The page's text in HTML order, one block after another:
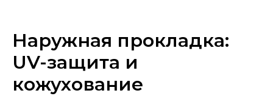
Наружная прокладка:
UV-защита и
кожухование